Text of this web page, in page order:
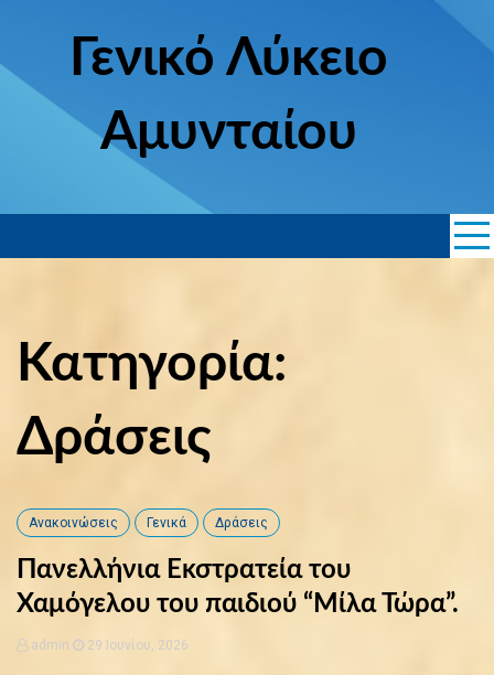
content
Γενικό Λύκειο
Αμυνταίου
Κατηγορία:
Δράσεις
Ανακοινώσεις Γενικά Δράσεις
Πανελλήνια Eκστρατεία του
Χαμόγελου του παιδιού “Μίλα Τώρα”.
admin 29 Ιουνίου, 2026